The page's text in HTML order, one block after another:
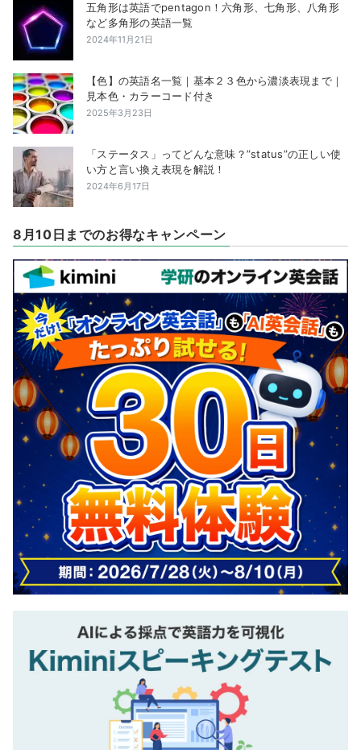
五角形は英語でpentagon！六角形、七角形、八角形
など多角形の英語一覧
2024年11月21日
【色】の英語名一覧｜基本２３色から濃淡表現まで｜
見本色・カラーコード付き
2025年3月23日
「ステータス」ってどんな意味？”status”の正しい使
い方と言い換え表現を解説！
2024年6月17日
8月10日までのお得なキャンペーン